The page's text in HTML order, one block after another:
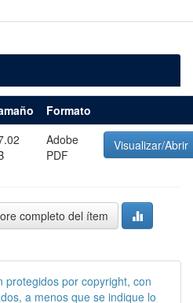
Formato
Adobe
PDF
Visualizar/Abrir
completo del ítem
protegidos por copyright, con
a menos que se indique lo